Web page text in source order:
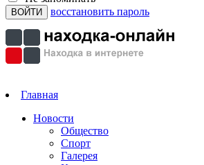
восстановить пароль
Главная
Новости
Общество
Спорт
Галерея